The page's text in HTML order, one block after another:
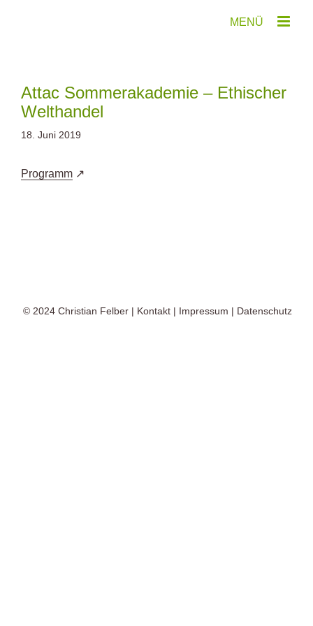
Attac Sommerakademie – Ethischer
Welthandel
18. Juni 2019
Programm
© 2024 Christian Felber | Kontakt | Impressum | Datenschutz